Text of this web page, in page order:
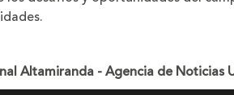
Altamiranda - Agencia de Noticias